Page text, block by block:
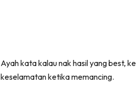
Ayah kata kalau nak hasil yang best,
keselamatan ketika memancing.